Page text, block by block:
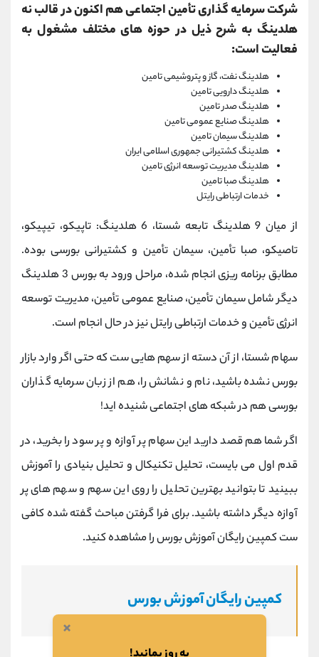
شرکت سرمایه گذاری تأمین اجتماعی هم اکنون در قالب نه
هلدینگ به شرح ذیل در حوزه های مختلف مشغول به
فعالیت است:
هلدینگ نفت، گاز و پتروشیمی تامین
هلدینگ دارویی تامین
هلدینگ صدر تامین
هلدینگ صنایع عمومی تامین
هلدینگ سیمان تامین
هلدینگ کشتیرانی جمهوری اسلامی ایران
هلدینگ مدیریت توسعه انرژی تامین
هلدینگ صبا تامین
خدمات ارتباطی رایتل
از میان 9 هلدینگ تابعه شستا، 6 هلدینگ: تاپیکو، تیپیکو،
تاصیکو، صبا تأمین، سیمان تأمین و کشتیرانی بورسی بوده.
مطابق برنامه ریزی انجام شده، مراحل ورود به بورس 3 هلدینگ
دیگر شامل سیمان تأمین، صنایع عمومی تأمین، مدیریت توسعه
انرژی تأمین و خدمات ارتباطی رایتل نیز در حال انجام است.
سهام شستا، از آن دسته از سهم هایی ست که حتی اگر وارد بازار
بورس نشده باشید، نام و نشانش را، هم از زبان سرمایه گذاران
بورسی هم در شبکه های اجتماعی شنیده اید!
اگر شما هم قصد دارید این سهام پر آوازه و پر سود را بخرید، در
قدم اول می بایست، تحلیل تکنیکال و تحلیل بنیادی را آموزش
ببینید تا بتوانید بهترین تحلیل را روی این سهم و سهم های پر
آوازه دیگر داشته باشید. برای فرا گرفتن مباحث گفته شده کافی
ست کمپین رایگان آموزش بورس را مشاهده کنید.
کمپین رایگان آموزش بورس
×